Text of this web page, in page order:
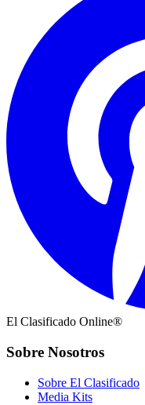
El Clasificado Online®
Sobre Nosotros
Sobre El Clasificado
Media Kits